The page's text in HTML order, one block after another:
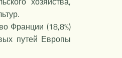
Франции (18,8%)
путей Европы